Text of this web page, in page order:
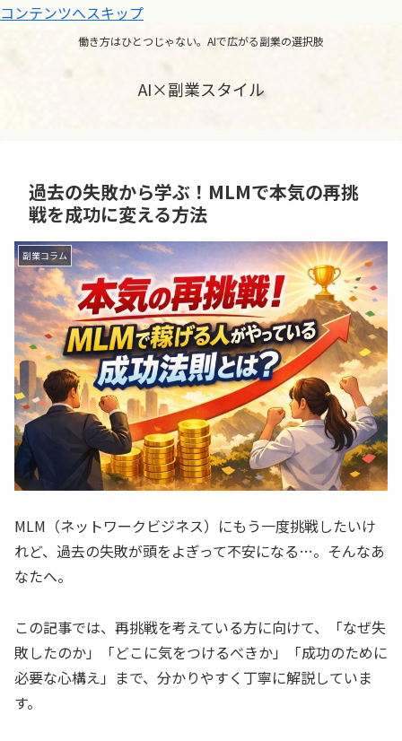
コンテンツへスキップ
働き方はひとつじゃない。AIで広がる副業の選択肢
AI×副業スタイル
過去の失敗から学ぶ！MLMで本気の再挑
戦を成功に変える方法
副業コラム
MLM（ネットワークビジネス）にもう一度挑戦したいけ
れど、過去の失敗が頭をよぎって不安になる…。そんなあ
なたへ。
この記事では、再挑戦を考えている方に向けて、「なぜ失
敗したのか」「どこに気をつけるべきか」「成功のために
必要な心構え」まで、分かりやすく丁寧に解説していま
す。